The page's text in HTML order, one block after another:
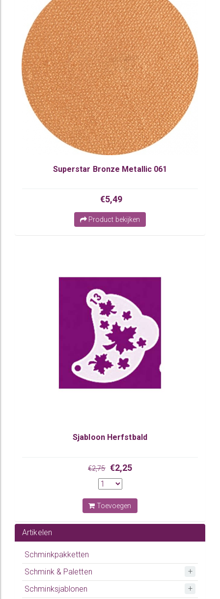
Superstar Bronze Metallic 061
€5,49
Product bekijken
Sjabloon Herfstbald
€2,75 €2,25
Toevoegen
Artikelen
Schminkpakketten
Schmink & Paletten
Schminksjablonen